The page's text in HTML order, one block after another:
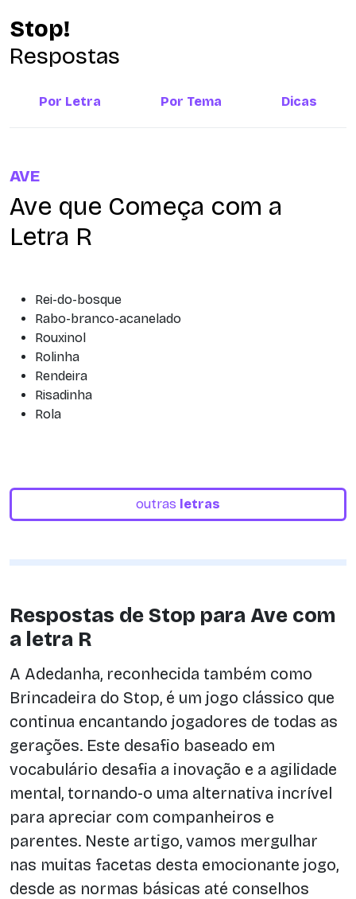
Stop!
Respostas
Por Letra Por Tema Dicas
AVE
Ave que Começa com a
Letra R
Rei-do-bosque
Rabo-branco-acanelado
Rouxinol
Rolinha
Rendeira
Risadinha
Rola
outras letras
Respostas de Stop para Ave com
a letra R
A Adedanha, reconhecida também como
Brincadeira do Stop, é um jogo clássico que
continua encantando jogadores de todas as
gerações. Este desafio baseado em
vocabulário desafia a inovação e a agilidade
mental, tornando-o uma alternativa incrível
para apreciar com companheiros e
parentes. Neste artigo, vamos mergulhar
nas muitas facetas desta emocionante jogo,
desde as normas básicas até conselhos